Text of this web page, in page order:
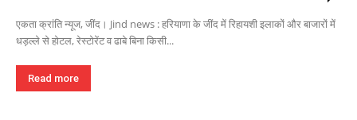
एकता क्रांति न्यूज, जींद। Jind news : हरियाणा के जींद में रिहायशी इलाकों और बाजारों में
धड़ल्ले से होटल, रेस्टोरेंट व ढाबे बिना किसी...
Read more